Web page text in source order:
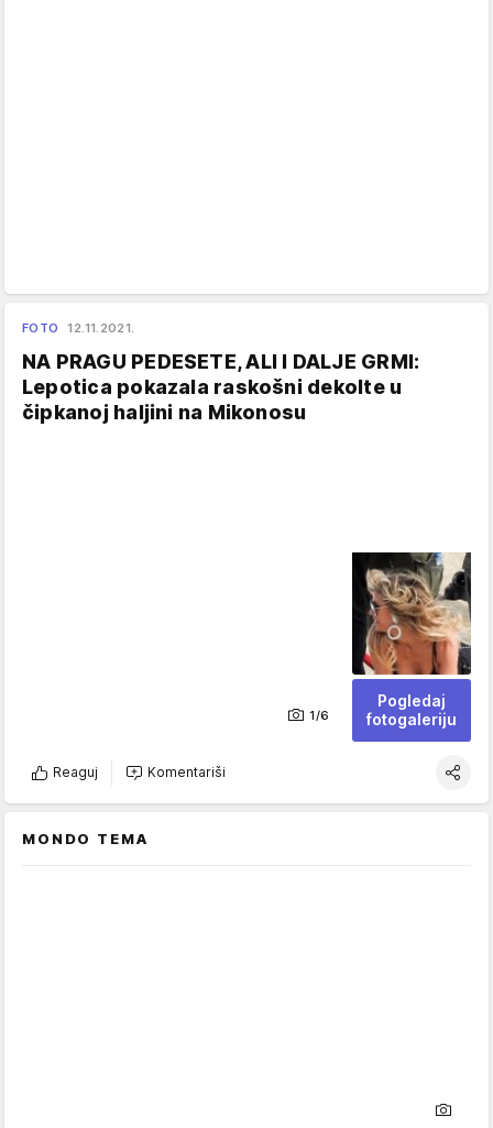
FOTO 12.11.2021.
NA PRAGU PEDESETE, ALI I DALJE GRMI:
Lepotica pokazala raskošni dekolte u
čipkanoj haljini na Mikonosu
1/6
Pogledaj
fotogaleriju
Reaguj Komentariši
MONDO TEMA